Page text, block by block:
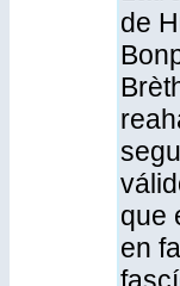
de
que
en